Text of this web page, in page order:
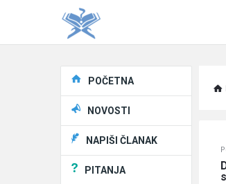
Explore
POČETNA
NOVOSTI
NAPIŠI ČLANAK
PITANJA